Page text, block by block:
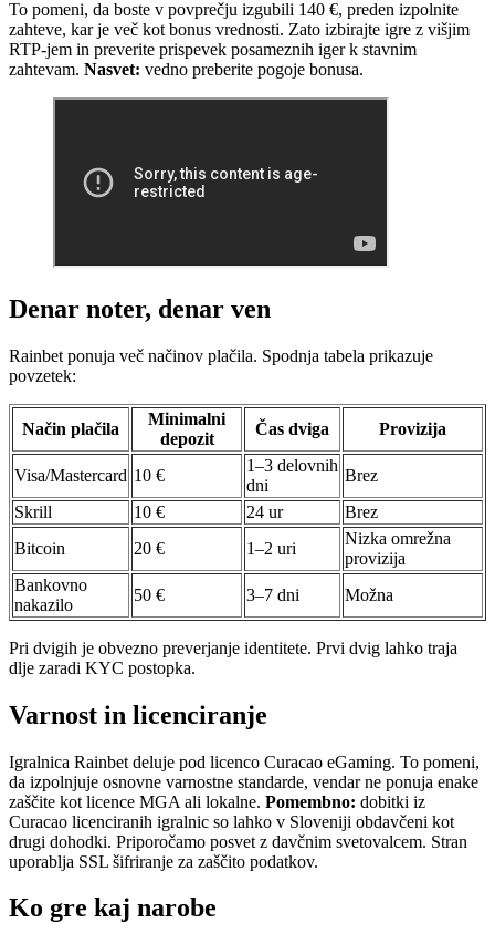
To pomeni, da boste v povprečju izgubili 140 €, preden izpolnite
zahteve, kar je več kot bonus vrednosti. Zato izbirajte igre z višjim
RTP-jem in preverite prispevek posameznih iger k stavnim
zahtevam. Nasvet: vedno preberite pogoje bonusa.
Denar noter, denar ven
Rainbet ponuja več načinov plačila. Spodnja tabela prikazuje
povzetek:
Način plačila
Minimalni
depozit
Čas dviga Provizija
Visa/Mastercard 10 €
1–3 delovnih
dni
Brez
Skrill
10 € 24 ur
Brez
Bitcoin
20 € 1–2 uri
Nizka omrežna
provizija
Bankovno
nakazilo
50 € 3–7 dni Možna
Pri dvigih je obvezno preverjanje identitete. Prvi dvig lahko traja
dlje zaradi KYC postopka.
Varnost in licenciranje
Igralnica Rainbet deluje pod licenco Curacao eGaming. To pomeni,
da izpolnjuje osnovne varnostne standarde, vendar ne ponuja enake
zaščite kot licence MGA ali lokalne. Pomembno: dobitki iz
Curacao licenciranih igralnic so lahko v Sloveniji obdavčeni kot
drugi dohodki. Priporočamo posvet z davčnim svetovalcem. Stran
uporablja SSL šifriranje za zaščito podatkov.
Ko gre kaj narobe